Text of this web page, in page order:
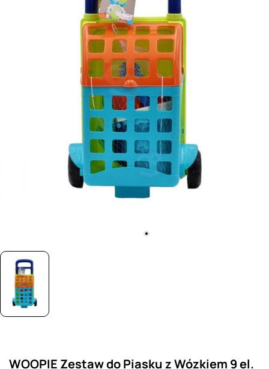
WOOPIE Zestaw do Piasku z Wózkiem 9 el.